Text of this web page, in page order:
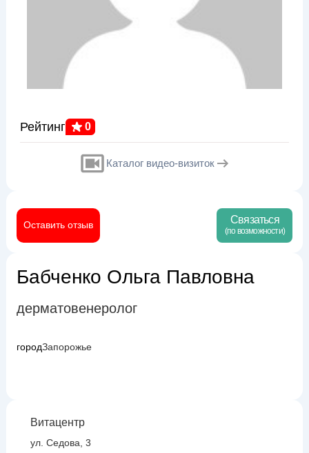
Рейтинг 0
Каталог видео-визиток
Оставить отзыв Связаться
(по возможности)
Бабченко Ольга Павловна
дерматовенеролог
городЗапорожье
Витацентр
ул. Седова, 3